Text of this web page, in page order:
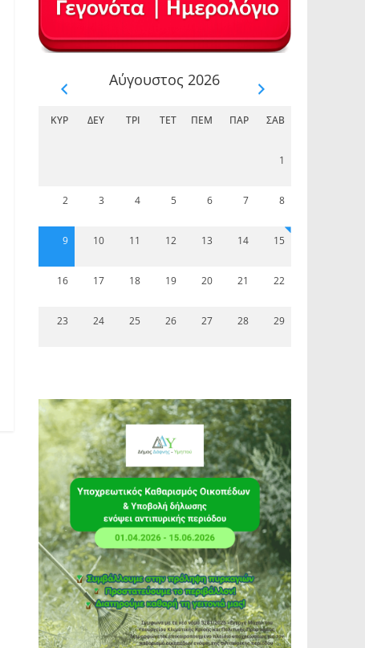
Αύγουστος 2026
ΚΥΡ ΔΕΥ ΤΡΊ ΤΕΤ ΠΈΜ ΠΑΡ ΣΆΒ
1
2 3 4 5 6 7 8
9 10 11 12 13 14 15
16 17 18 19 20 21 22
23 24 25 26 27 28 29